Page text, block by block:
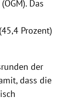
Das
Prozent)
der
dass die